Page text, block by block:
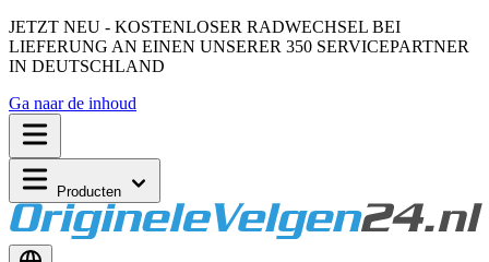
JETZT NEU - KOSTENLOSER RADWECHSEL BEI
LIEFERUNG AN EINEN UNSERER 350 SERVICEPARTNER
IN DEUTSCHLAND
Ga naar de inhoud
Producten